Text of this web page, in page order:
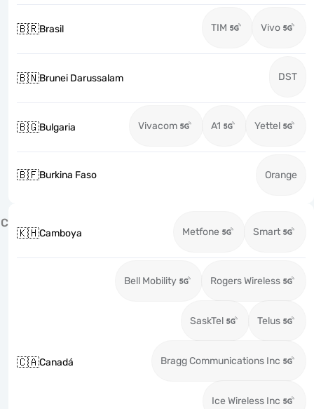
🇧🇷Brasil TIM Vivo
🇧🇳Brunei Darussalam DST
🇧🇬Bulgaria Vivacom A1 Yettel
🇧🇫Burkina Faso Orange
C
🇰🇭Camboya Metfone Smart
🇨🇦Canadá
Bell Mobility Rogers Wireless
SaskTel Telus
Bragg Communications Inc
Ice Wireless Inc